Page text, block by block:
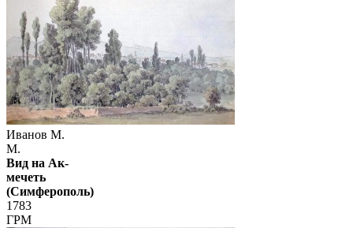
Иванов М.
М.
Вид на Ак-
мечеть
(Симферополь)
1783
ГРМ